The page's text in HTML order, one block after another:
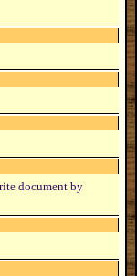
document by